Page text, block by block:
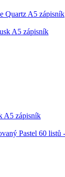
Quartz A5 zápisník
A5 zápisník